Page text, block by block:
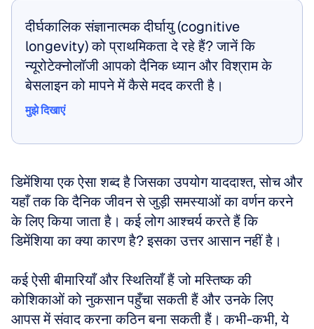
दीर्घकालिक संज्ञानात्मक दीर्घायु (cognitive
longevity) को प्राथमिकता दे रहे हैं? जानें कि
न्यूरोटेक्नोलॉजी आपको दैनिक ध्यान और विश्राम के
बेसलाइन को मापने में कैसे मदद करती है।
मुझे दिखाएं
डिमेंशिया एक ऐसा शब्द है जिसका उपयोग याददाश्त, सोच और
यहाँ तक कि दैनिक जीवन से जुड़ी समस्याओं का वर्णन करने
के लिए किया जाता है। कई लोग आश्चर्य करते हैं कि
डिमेंशिया का क्या कारण है? इसका उत्तर आसान नहीं है।
कई ऐसी बीमारियाँ और स्थितियाँ हैं जो मस्तिष्क की
कोशिकाओं को नुकसान पहुँचा सकती हैं और उनके लिए
आपस में संवाद करना कठिन बना सकती हैं। कभी-कभी, ये